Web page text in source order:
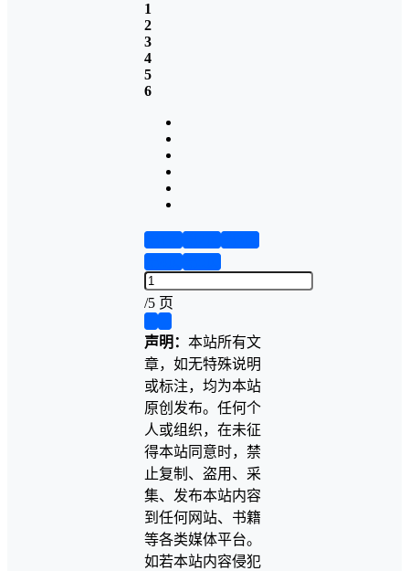
1
2
3
4
5
6
/5 页
声明： 本站所有文
章，如无特殊说明
或标注，均为本站
原创发布。任何个
人或组织，在未征
得本站同意时，禁
止复制、盗用、采
集、发布本站内容
到任何网站、书籍
等各类媒体平台。
如若本站内容侵犯